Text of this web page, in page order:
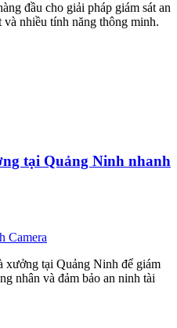
đầu cho giải pháp giám sát an
nhiều tính năng thông minh.
tại Quảng Ninh nhanh
Camera
xưởng tại Quảng Ninh để giám
nhân và đảm bảo an ninh tài